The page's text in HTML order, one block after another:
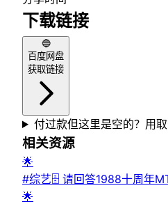
下载链接
🔵
百度网盘
获取链接
付过款但这里是空的？用
相关资源
🌟
#综艺🗄 请回答1988十周年
发的两天一夜旅行，大家聚
🌟